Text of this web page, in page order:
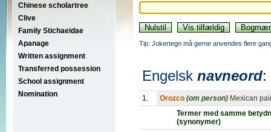
Chinese scholartree
Clive
Family Stichaeidae
Apanage
Written assignment
Transferred possession
School assignment
Nomination
Tip: Jokertegn må gerne anvendes flere
Engelsk navneord:
1. Orozco (om person) Mexican
Termer med samme
(synonymer)